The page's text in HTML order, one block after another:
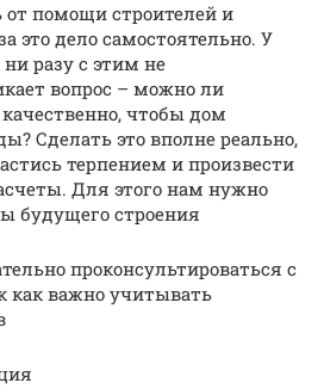
от помощи строителей и
это дело самостоятельно. У
разу с этим не
вопрос – можно ли
чтобы дом
Сделать это вполне реально,
терпением и произвести
Для этого нам нужно
будущего строения
проконсультироваться с
как важно учитывать